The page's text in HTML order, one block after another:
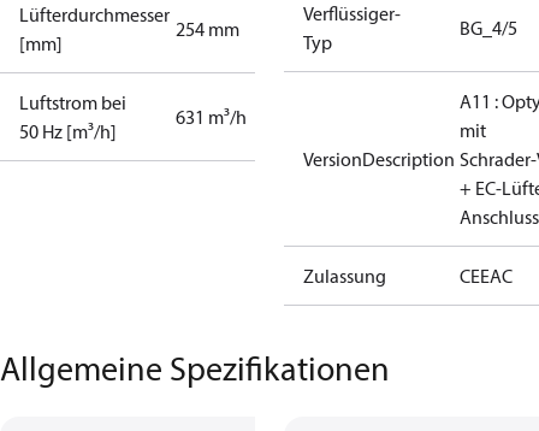
Lüfterdurchmesser
[mm]
254 mm
Luftstrom bei
50 Hz [m³/h]
631 m³/h
Verflüssiger-
Typ
BG_4/5
VersionDescription
A11 :
mit
+
Zulassung CEEAC
Allgemeine Spezifikationen